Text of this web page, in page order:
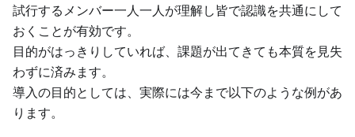
試行するメンバー一人一人が理解し皆で認識を共通にして
おくことが有効です。
目的がはっきりしていれば、課題が出てきても本質を見失
わずに済みます。
導入の目的としては、実際には今まで以下のような例があ
ります。